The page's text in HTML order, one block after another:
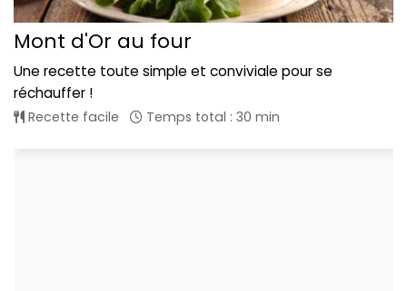
Mont d'Or au four
Une recette toute simple et conviviale pour se
réchauffer !
Recette facile Temps total : 30 min